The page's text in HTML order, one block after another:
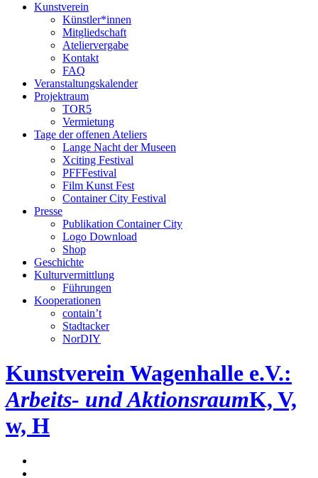
Kunstverein
Künstler*innen
Mitgliedschaft
Ateliervergabe
Kontakt
FAQ
Veranstaltungskalender
Projektraum
TOR5
Vermietung
Tage der offenen Ateliers
Lange Nacht der Museen
Xciting Festival
PFFFestival
Film Kunst Fest
Container City Festival
Presse
Publikation Container City
Logo Download
Shop
Geschichte
Kulturvermittlung
Führungen
Kooperationen
contain’t
Stadtacker
NorDIY
Kunstverein Wagenhalle e.V.:
Arbeits- und AktionsraumK, V,
w, H